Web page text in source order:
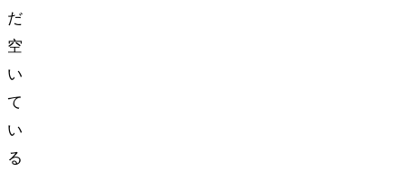
だ
空
い
て
い
る